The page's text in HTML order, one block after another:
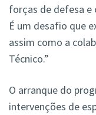
forças de defesa e
É um desafio que
assim como a
Técnico.”
O arranque do
intervenções de